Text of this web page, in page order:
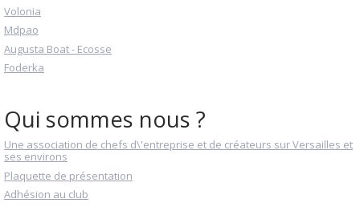
Volonia
Mdpao
Augusta Boat - Ecosse
Foderka
Qui sommes nous ?
Une association de chefs d\'entreprise et de créateurs sur Versailles et
ses environs
Plaquette de présentation
Adhésion au club